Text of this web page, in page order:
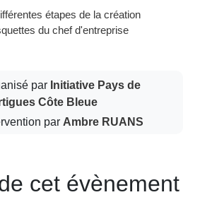
étapes de la création
du chef d'entreprise
parInitiative Pays de
Côte Bleue
parAmbre RUANS
cet évènement